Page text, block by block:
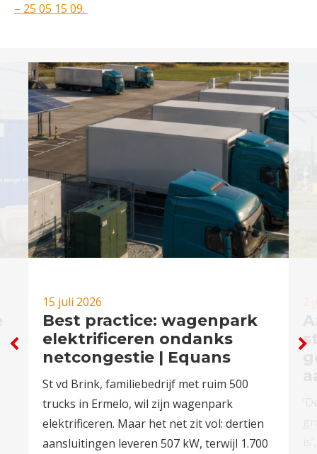
– 25 05 15 09.
15 juli 2026
Best practice: wagenpark
elektrificeren ondanks
netcongestie | Equans
St vd Brink, familiebedrijf met ruim 500
trucks in Ermelo, wil zijn wagenpark
elektrificeren. Maar het net zit vol: dertien
aansluitingen leveren 507 kW, terwijl 1.700
2